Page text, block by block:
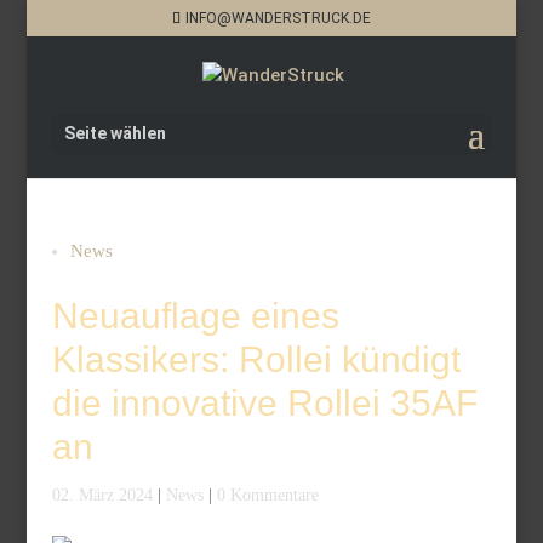
INFO@WANDERSTRUCK.DE
Seite wählen
News
Neuauflage eines
Klassikers: Rollei kündigt
die innovative Rollei 35AF
an
02. März 2024| News| 0 Kommentare